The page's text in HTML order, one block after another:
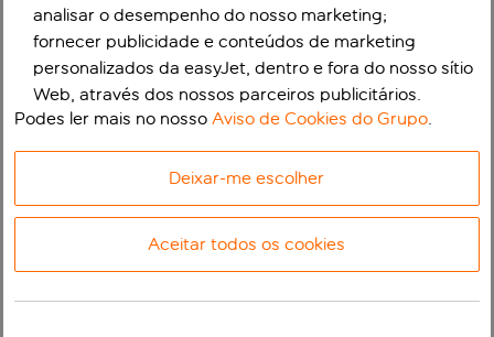
analisar o desempenho do nosso marketing;
fornecer publicidade e conteúdos de marketing
personalizados da easyJet, dentro e fora do nosso sítio
Web, através dos nossos parceiros publicitários.
Podes ler mais no nossoAviso de Cookies do Grupo.
Deixar-me escolher
Aceitar todos os cookies